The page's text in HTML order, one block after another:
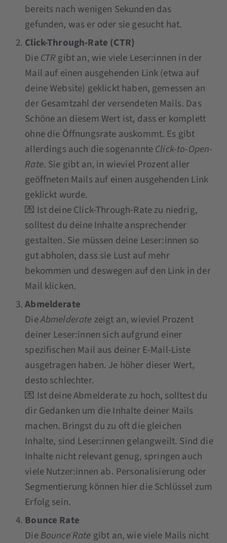
bereits nach wenigen Sekunden das
gefunden, was er oder sie gesucht hat.
Click-Through-Rate (CTR)
DieCTRgibt an, wie viele Leser:innen in der
Mail auf einen ausgehenden Link (etwa auf
deine Website) geklickt haben, gemessen an
der Gesamtzahl der versendeten Mails. Das
Schöne an diesem Wert ist, dass er komplett
ohne die Öffnungsrate auskommt. Es gibt
allerdings auch die sogenannteClick-to-Open-
Rate. Sie gibt an, in wieviel Prozent aller
geöffneten Mails auf einen ausgehenden Link
geklickt wurde.
💌 Ist deine Click-Through-Rate zu niedrig,
solltest du deine Inhalte ansprechender
gestalten. Sie müssen deine Leser:innen so
gut abholen, dass sie Lust auf mehr
bekommen und deswegen auf den Link in der
Mail klicken.
Abmelderate
DieAbmelderatezeigt an, wieviel Prozent
deiner Leser:innen sich aufgrund einer
spezifischen Mail aus deiner E-Mail-Liste
ausgetragen haben. Je höher dieser Wert,
desto schlechter.
💌 Ist deine Abmelderate zu hoch, solltest du
dir Gedanken um die Inhalte deiner Mails
machen. Bringst du zu oft die gleichen
Inhalte, sind Leser:innen gelangweilt. Sind die
Inhalte nicht relevant genug, springen auch
viele Nutzer:innen ab. Personalisierung oder
Segmentierung können hier die Schlüssel zum
Erfolg sein.
Bounce Rate
DieBounce Rate gibt an, wie viele Mails nicht